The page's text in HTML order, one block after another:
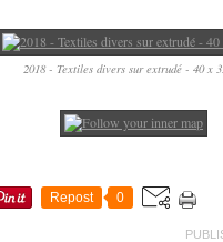
2018 - Textiles divers sur extrudé - 40 x
Repost 0